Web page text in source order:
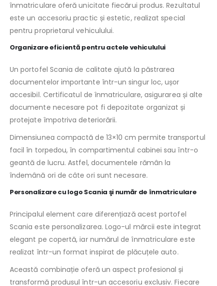
înmatriculare oferă unicitate fiecărui produs. Rezultatul
este un accesoriu practic și estetic, realizat special
pentru proprietarul vehiculului.
Organizare eficientă pentru actele vehiculului
Un portofel Scania de calitate ajută la păstrarea
documentelor importante într-un singur loc, ușor
accesibil. Certificatul de înmatriculare, asigurarea și alte
documente necesare pot fi depozitate organizat și
protejate împotriva deteriorării.
Dimensiunea compactă de 13×10 cm permite transportul
facil în torpedou, în compartimentul cabinei sau într-o
geantă de lucru. Astfel, documentele rămân la
îndemână ori de câte ori sunt necesare.
Personalizare cu logo Scania şi număr de înmatriculare
Principalul element care diferențiază acest portofel
Scania este personalizarea. Logo-ul mărcii este integrat
elegant pe copertă, iar numărul de înmatriculare este
realizat într-un format inspirat de plăcuțele auto.
Această combinație oferă un aspect profesional și
transformă produsul într-un accesoriu exclusiv. Fiecare